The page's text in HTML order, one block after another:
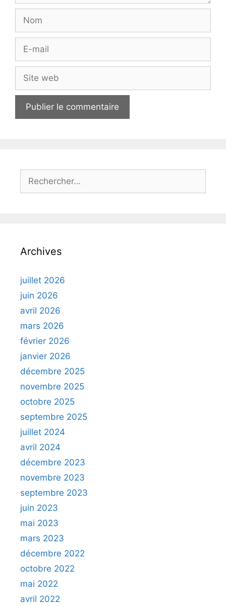
Nom
Site
web
Rechercher :
Archives
juillet 2026
juin 2026
avril 2026
mars 2026
février 2026
janvier 2026
décembre 2025
novembre 2025
octobre 2025
septembre 2025
juillet 2024
avril 2024
décembre 2023
novembre 2023
septembre 2023
juin 2023
mai 2023
mars 2023
décembre 2022
octobre 2022
mai 2022
avril 2022